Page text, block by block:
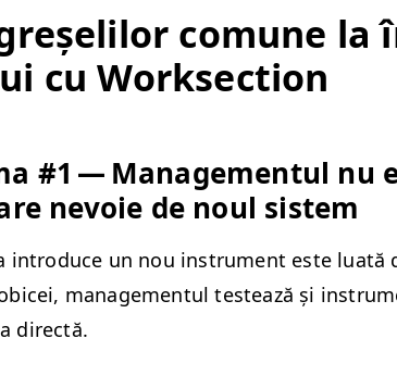
comune la
cu Worksection
#1 — Man­age­men­tul nu
nevoie de noul sistem
intro­duce un nou instru­ment este luată
man­age­men­tul testează și
directă.